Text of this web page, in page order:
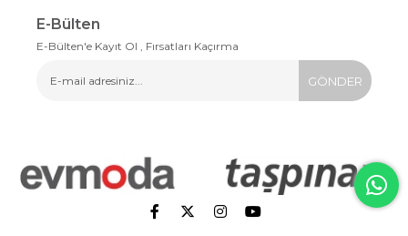
E-Bülten
E-Bülten'e Kayıt Ol , Fırsatları Kaçırma
GÖNDER